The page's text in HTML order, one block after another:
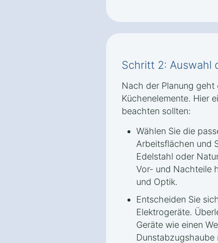
Schritt 2: Auswahl
Nach der Planung geht
Küchenelemente. Hier
beachten sollten:
Wählen Sie die
Arbeitsflächen und
Edelstahl oder
Vor- und Nachteile
und Optik.
Entscheiden Sie
Elektrogeräte.
Geräte wie einen
Dunstabzugshaube